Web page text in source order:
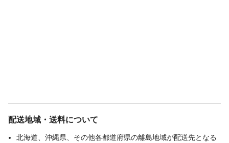
配送地域・送料について
北海道、沖縄県、その他各都道府県の離島地域が配送先となる